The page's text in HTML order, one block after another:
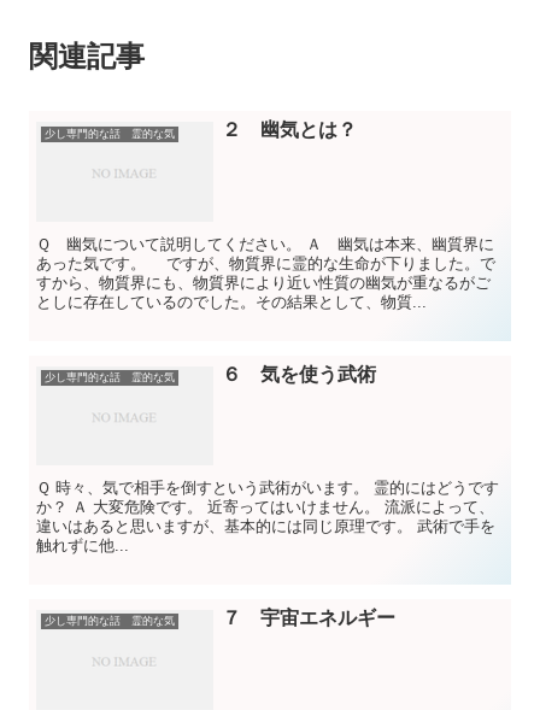
関連記事
少し専門的な話 霊的な気 ２ 幽気とは？
Ｑ 幽気について説明してください。 Ａ 幽気は本来、幽質界に
あった気です。 ですが、物質界に霊的な生命が下りました。で
すから、物質界にも、物質界により近い性質の幽気が重なるがご
としに存在しているのでした。その結果として、物質...
少し専門的な話 霊的な気 ６ 気を使う武術
Ｑ 時々、気で相手を倒すという武術がいます。 霊的にはどうです
か？ Ａ 大変危険です。 近寄ってはいけません。 流派によって、
違いはあると思いますが、基本的には同じ原理です。 武術で手を
触れずに他...
少し専門的な話 霊的な気 ７ 宇宙エネルギー